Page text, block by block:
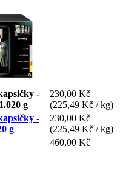
-
g
230,00 Kč
(225,49 Kč / kg)
-
g
230,00 Kč
(225,49 Kč / kg)
460,00 Kč